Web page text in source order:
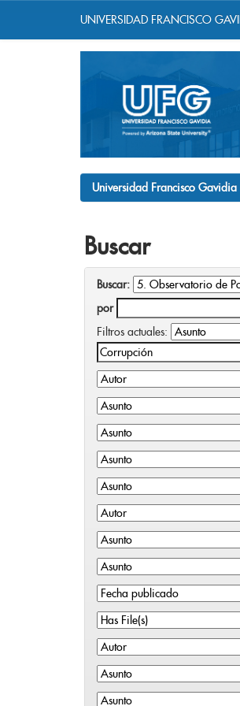
UNIVERSIDAD FRANCISCO
Universidad Francisco Gavidia
Buscar
Buscar:
por
Filtros actuales: